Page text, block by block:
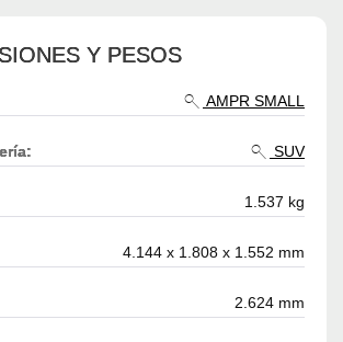
Y PESOS
AMPR SMALL
SUV
1.537 kg
4.144 x 1.808 x 1.552 mm
2.624 mm